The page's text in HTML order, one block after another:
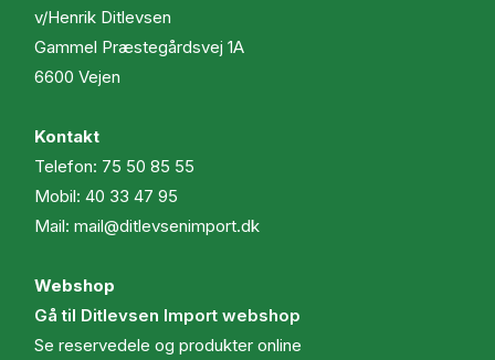
v/Henrik Ditlevsen
Gammel Præstegårdsvej 1A
6600 Vejen
Kontakt
Telefon: 75 50 85 55
Mobil: 40 33 47 95
Mail: mail@ditlevsenimport.dk
Webshop
Gå til Ditlevsen Import webshop
Se reservedele og produkter online